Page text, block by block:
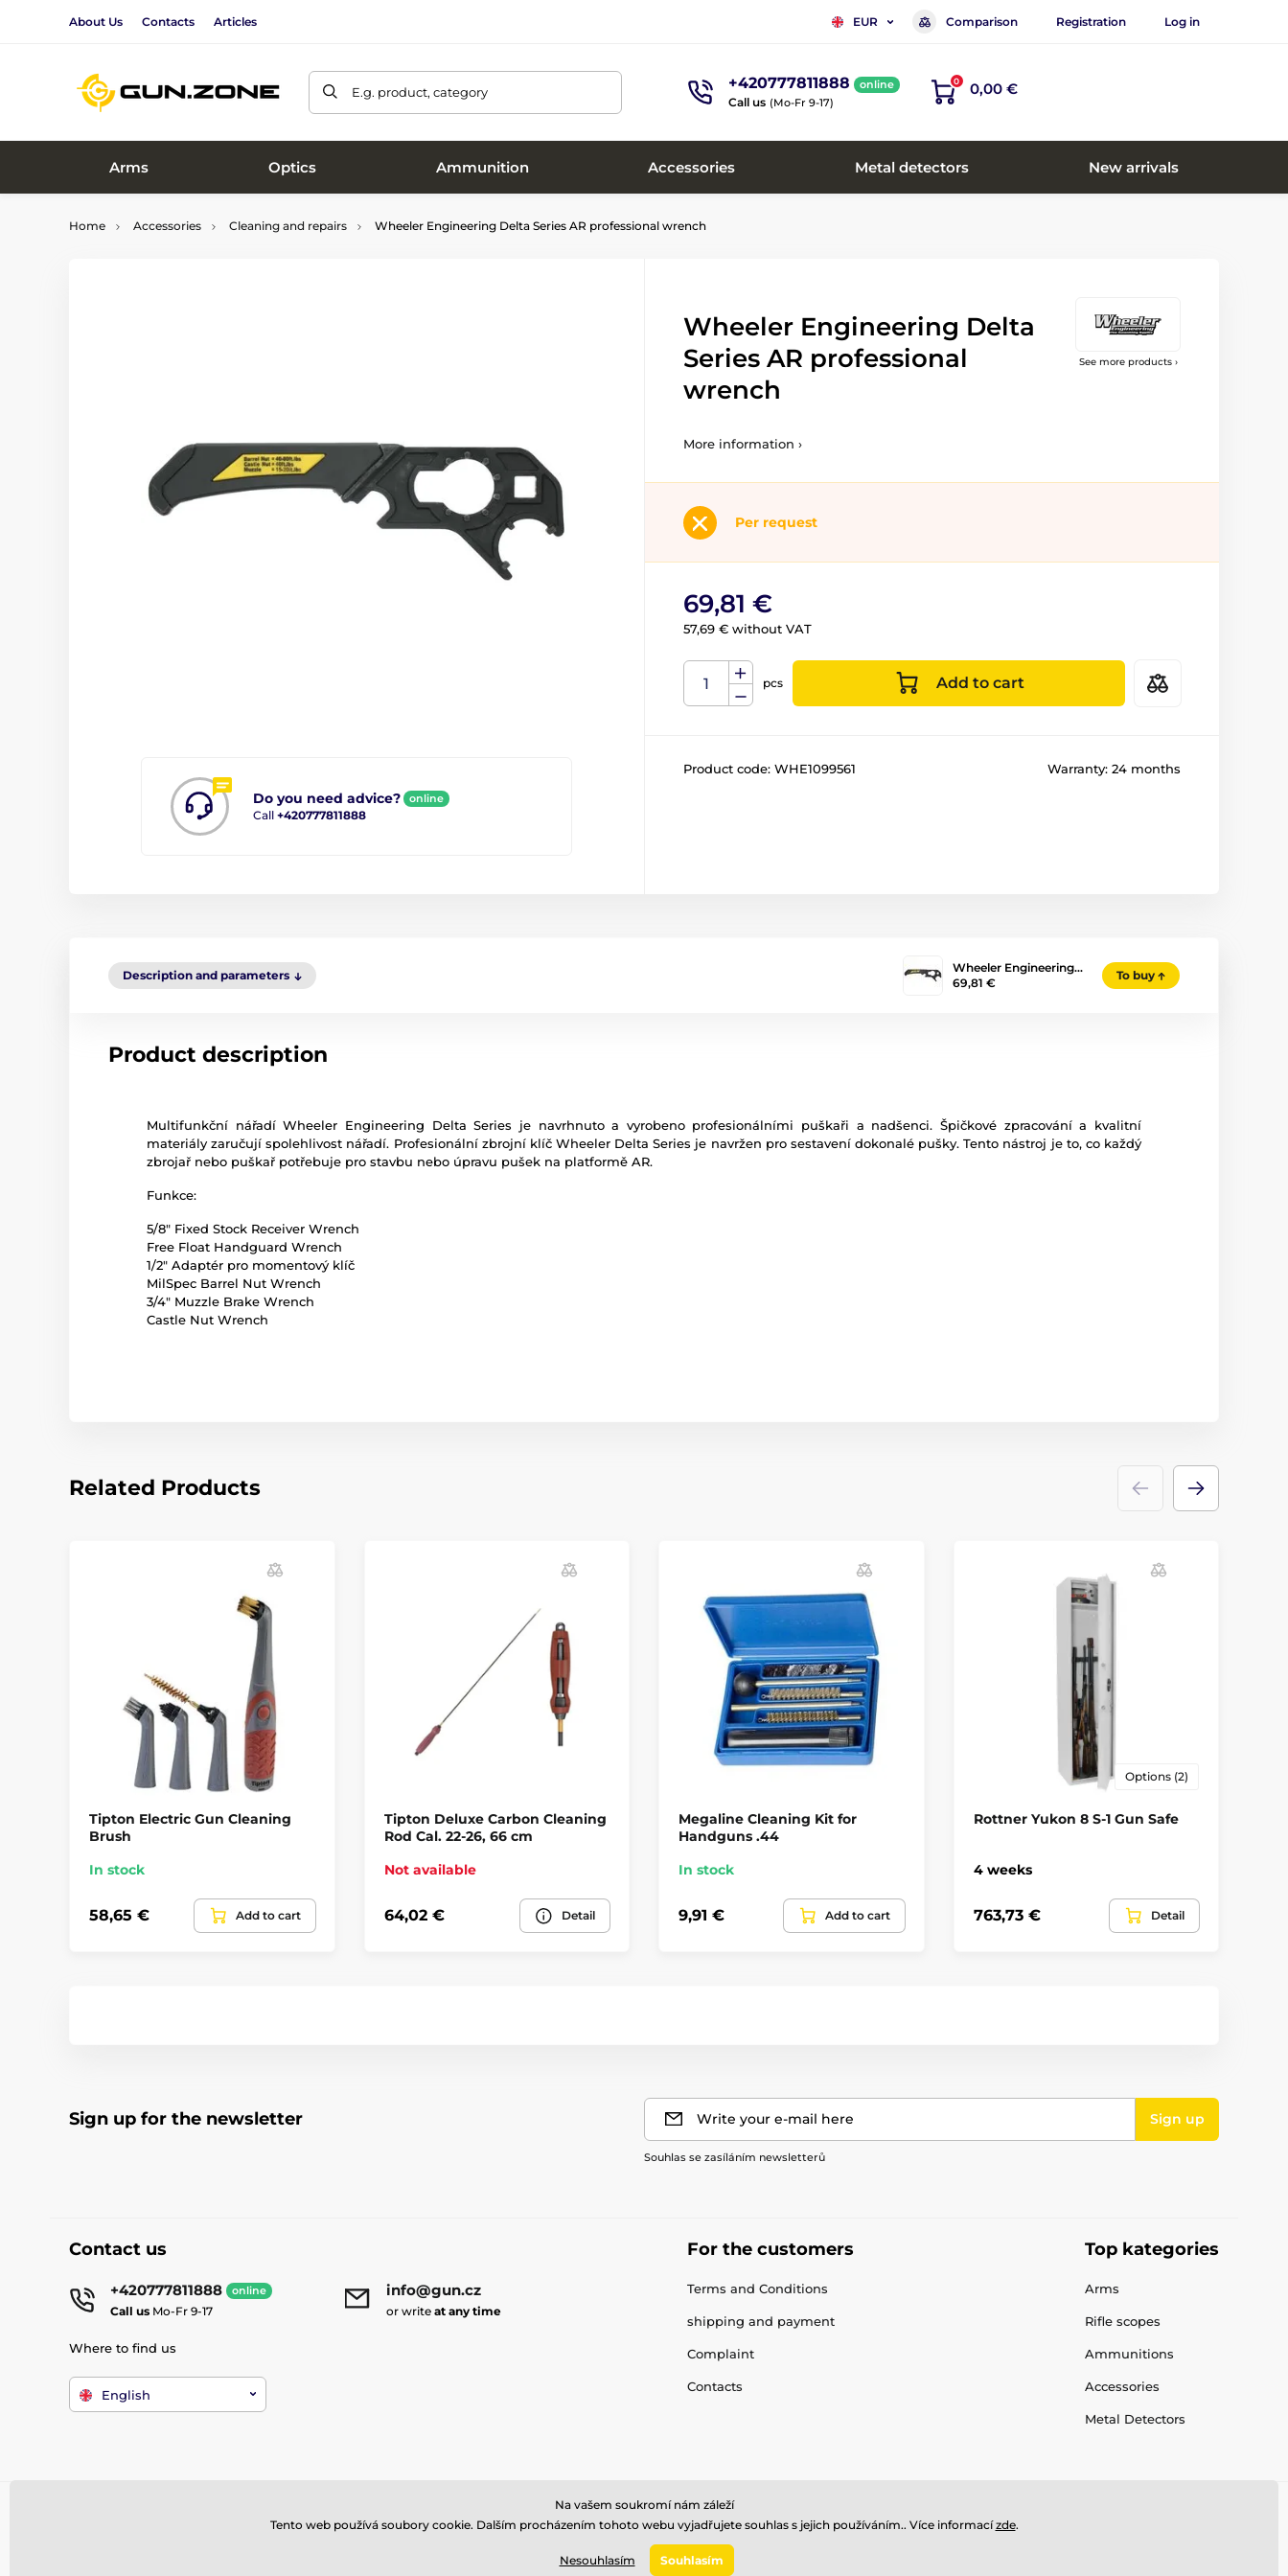
About Us Contacts Articles EUR Comparison Registration Log in
E.g. product, category +420777811888 online
Call us (Mo-Fr 9-17)
0 0,00 €
Arms Optics Ammunition Accessories Metal detectors New arrivals
Home Accessories Cleaning and repairs Wheeler Engineering Delta Series AR professional wrench
See more products ›
Do you need advice? online
Call +420777811888
Wheeler Engineering Delta
Series AR professional
wrench
More information ›
Per request
69,81 €
57,69 € without VAT
pcs Add to cart
Product code: WHE1099561 Warranty: 24 months
Description and parameters
Wheeler Engineering…
69,81 €
To buy
Product description
Multifunkční nářadí Wheeler Engineering Delta Series je navrhnuto a vyrobeno profesionálními puškaři a nadšenci. Špičkové zpracování a kvalitní
materiály zaručují spolehlivost nářadí. Profesionální zbrojní klíč Wheeler Delta Series je navržen pro sestavení dokonalé pušky. Tento nástroj je to, co každý
zbrojař nebo puškař potřebuje pro stavbu nebo úpravu pušek na platformě AR.
Funkce:
5/8" Fixed Stock Receiver Wrench
Free Float Handguard Wrench
1/2" Adaptér pro momentový klíč
MilSpec Barrel Nut Wrench
3/4" Muzzle Brake Wrench
Castle Nut Wrench
Related Products
Tipton Electric Gun Cleaning
Brush
In stock
58,65 € Add to cart
Tipton Deluxe Carbon Cleaning
Rod Cal. 22-26, 66 cm
Not available
64,02 € Detail
Megaline Cleaning Kit for
Handguns .44
In stock
9,91 € Add to cart
Options (2)
Rottner Yukon 8 S-1 Gun Safe
4 weeks
763,73 € Detail
Sign up for the newsletter Write your e-mail here Sign up
Souhlas se zasíláním newsletterů
Contact us
+420777811888 online
Call us Mo-Fr 9-17
info@gun.cz
or write at any time
Where to find us
English
For the customers
Terms and Conditions
shipping and payment
Complaint
Contacts
Top kategories
Arms
Rifle scopes
Ammunitions
Accessories
Metal Detectors
© 2026 gun.zone ⦁ E-shop created bySIMPLIA.cz
Na vašem soukromí nám záleží
Tento web používá soubory cookie. Dalším procházením tohoto webu vyjadřujete souhlas s jejich používáním.. Více informacízde.
Nesouhlasím Souhlasím